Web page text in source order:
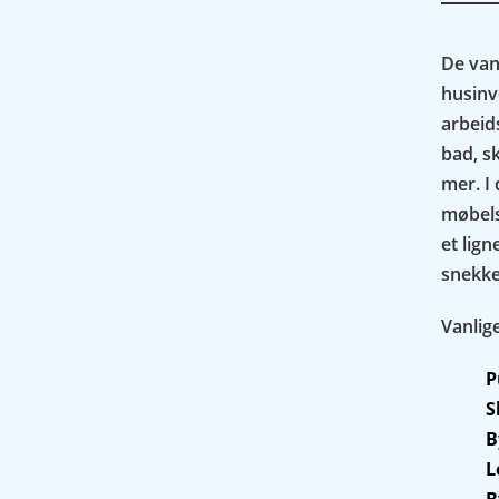
De
bad,
mer. I
et